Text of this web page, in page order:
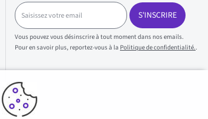
S
a
s
i
s
e
z
v
o
S'INSCRIRE
Vous pouvez vous désinscrire à tout moment dans nos emails.
Pour en savoir plus, reportez-vous à la Politique de confidentialité..